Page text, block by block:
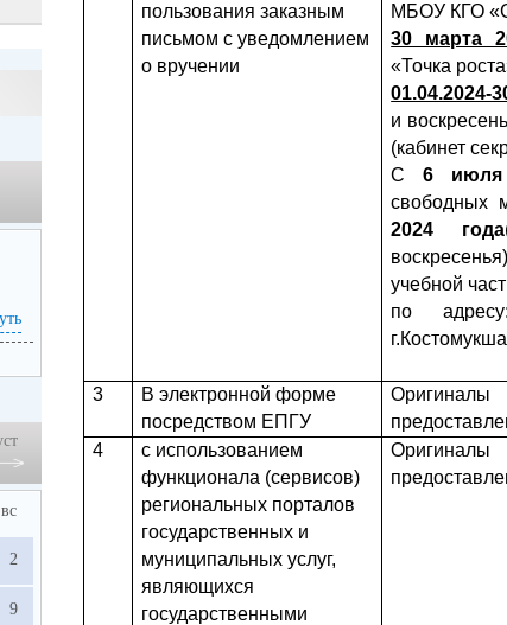
пользования заказным
письмом с уведомлением
о вручении
МБОУ КГО
30 марта
«Точка
01.04.2024-
и
(кабинет
С6 июля
свободных
2024 года
учебной
по
3
В электронной форме
посредством ЕПГУ
4
с использованием
функционала (сервисов)
региональных порталов
государственных и
муниципальных услуг,
являющихся
государственными
вс
2
9